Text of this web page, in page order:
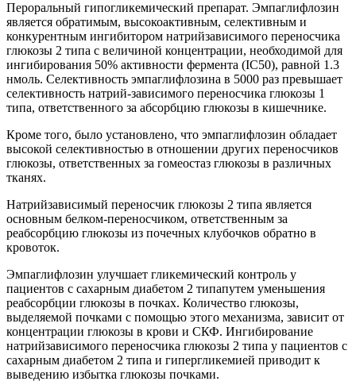
Пероральный гипогликемический препарат. Эмпаглифлозин
является обратимым, высокоактивным, селективным и
конкурентным ингибитором натрийзависимого переносчика
глюкозы 2 типа с величиной концентрации, необходимой для
ингибирования 50% активности фермента (IC50), равной 1.3
нмоль. Селективность эмпаглифлозина в 5000 раз превышает
селективность натрий-зависимого переносчика глюкозы 1
типа, ответственного за абсорбцию глюкозы в кишечнике.
Кроме того, было установлено, что эмпаглифлозин обладает
высокой селективностью в отношении других переносчиков
глюкозы, ответственных за гомеостаз глюкозы в различных
тканях.
Натрийзависимый переносчик глюкозы 2 типа является
основным белком-переносчиком, ответственным за
реабсорбцию глюкозы из почечных клубочков обратно в
кровоток.
Эмпаглифлозин улучшает гликемический контроль у
пациентов с сахарным диабетом 2 типапутем уменьшения
реабсорбции глюкозы в почках. Количество глюкозы,
выделяемой почками с помощью этого механизма, зависит от
концентрации глюкозы в крови и СКФ. Ингибирование
натрийзависимого переносчика глюкозы 2 типа у пациентов с
сахарным диабетом 2 типа и гипергликемией приводит к
выведению избытка глюкозы почками.